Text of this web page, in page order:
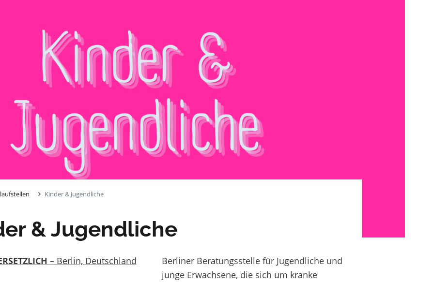
Kinder & Jugendliche
& Jugendliche
– Berlin, Deutschland
Berliner Beratungsstelle für Jugendliche und
junge Erwachsene, die sich um kranke